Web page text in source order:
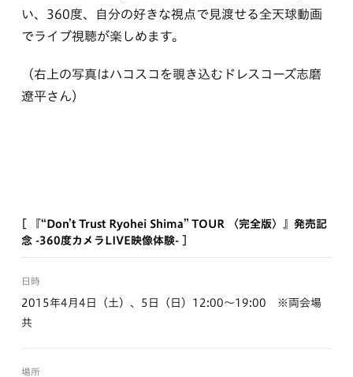
い、360度、自分の好きな視点で見渡せる全天球動画
でライブ視聴が楽しめます。
（右上の写真はハコスコを覗き込むドレスコーズ志磨
遼平さん）
[ 『“Don’t Trust Ryohei Shima” TOUR 〈完全版〉』発売記
念 -360度カメラLIVE映像体験- ]
日時
2015年4月4日（土）、5日（日）12:00～19:00 ※両会場
共
場所